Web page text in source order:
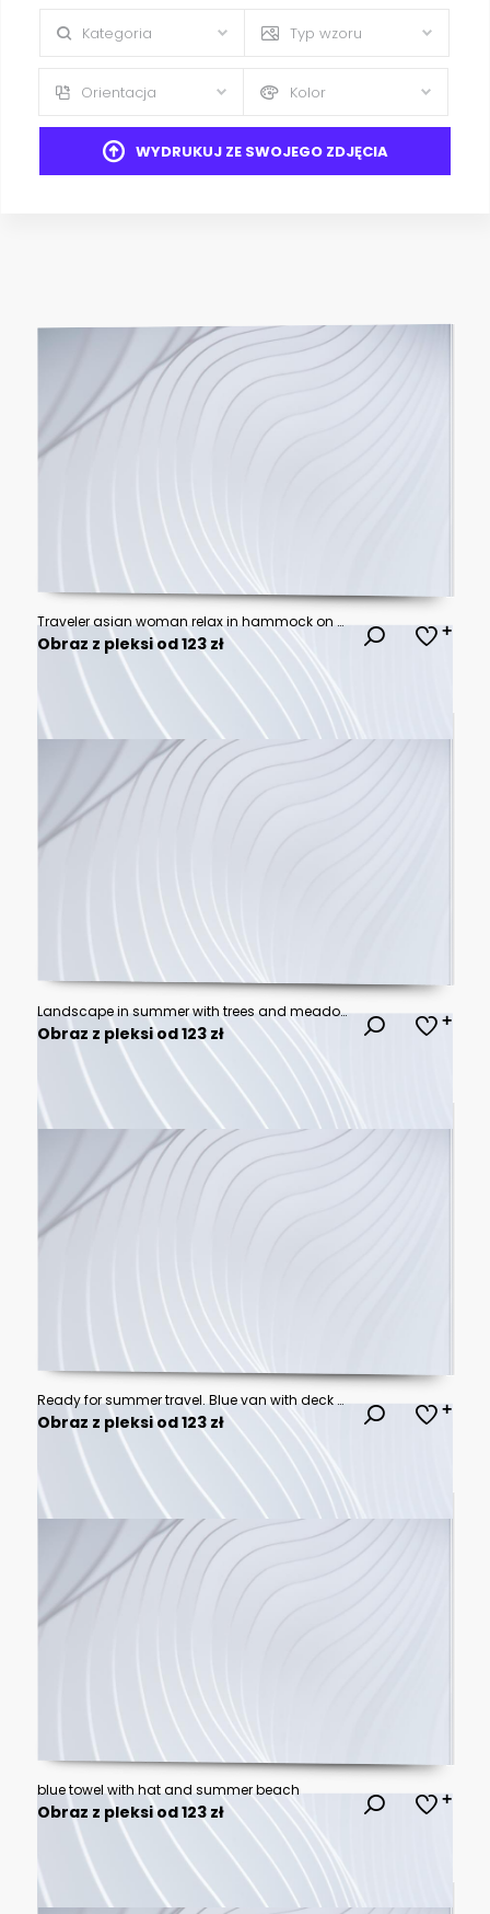
Kategoria Typ wzoru
Orientacja Kolor
WYDRUKUJ ZE SWOJEGO ZDJĘCIA
Traveler asian woman relax in hammock on summer beach Thailand
Obraz z pleksi od 123 zł
Landscape in summer with trees and meadows in bright sunshine
Obraz z pleksi od 123 zł
Ready for summer travel. Blue van with deck chair and beach accessory 3D Rendering, 3D Illustration
Obraz z pleksi od 123 zł
blue towel with hat and summer beach
Obraz z pleksi od 123 zł